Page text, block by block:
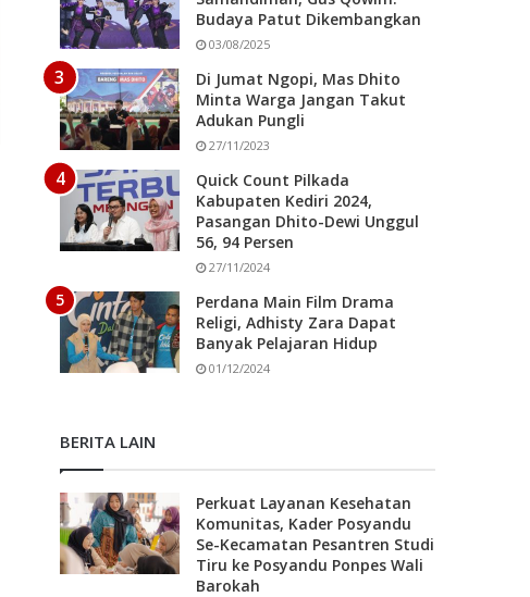
Budaya Patut Dikembangkan
03/08/2025
Di Jumat Ngopi, Mas Dhito
Minta Warga Jangan Takut
Adukan Pungli
27/11/2023
Quick Count Pilkada
Kabupaten Kediri 2024,
Pasangan Dhito-Dewi Unggul
56, 94 Persen
27/11/2024
Perdana Main Film Drama
Religi, Adhisty Zara Dapat
Banyak Pelajaran Hidup
01/12/2024
BERITA LAIN
Perkuat Layanan Kesehatan
Komunitas, Kader Posyandu
Se-Kecamatan Pesantren Studi
Tiru ke Posyandu Ponpes Wali
Barokah